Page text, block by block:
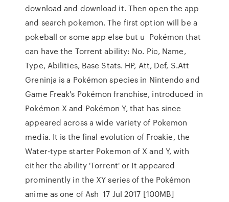
download and download it. Then open the app
and search pokemon. The first option will be a
pokeball or some app else but u Pokémon that
can have the Torrent ability: No. Pic, Name,
Type, Abilities, Base Stats. HP, Att, Def, S.Att
Greninja is a Pokémon species in Nintendo and
Game Freak's Pokémon franchise, introduced in
Pokémon X and Pokémon Y, that has since
appeared across a wide variety of Pokemon
media. It is the final evolution of Froakie, the
Water-type starter Pokemon of X and Y, with
either the ability 'Torrent' or It appeared
prominently in the XY series of the Pokémon
anime as one of Ash 17 Jul 2017 [100MB]